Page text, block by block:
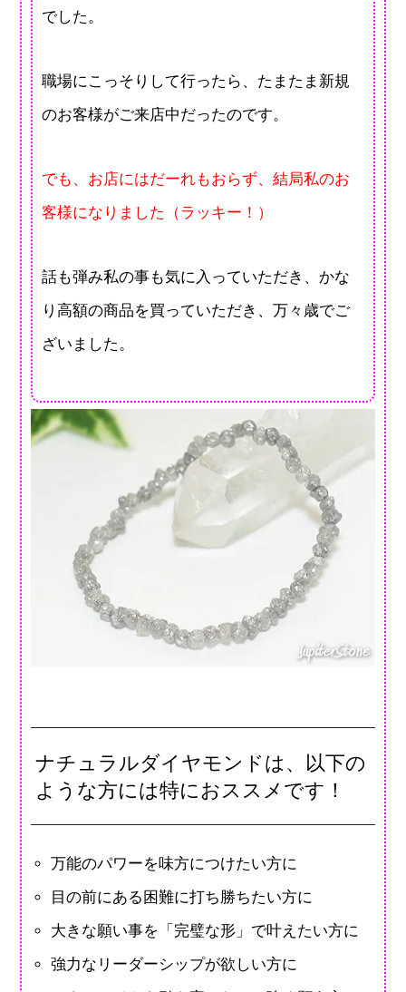
でした。
職場にこっそりして行ったら、たまたま新規
のお客様がご来店中だったのです。
でも、お店にはだーれもおらず、結局私のお
客様になりました（ラッキー！）
話も弾み私の事も気に入っていただき、かな
り高額の商品を買っていただき、万々歳でご
ざいました。
ナチュラルダイヤモンドは、以下の
ような方には特におススメです！
万能のパワーを味方につけたい方に
目の前にある困難に打ち勝ちたい方に
大きな願い事を「完璧な形」で叶えたい方に
強力なリーダーシップが欲しい方に